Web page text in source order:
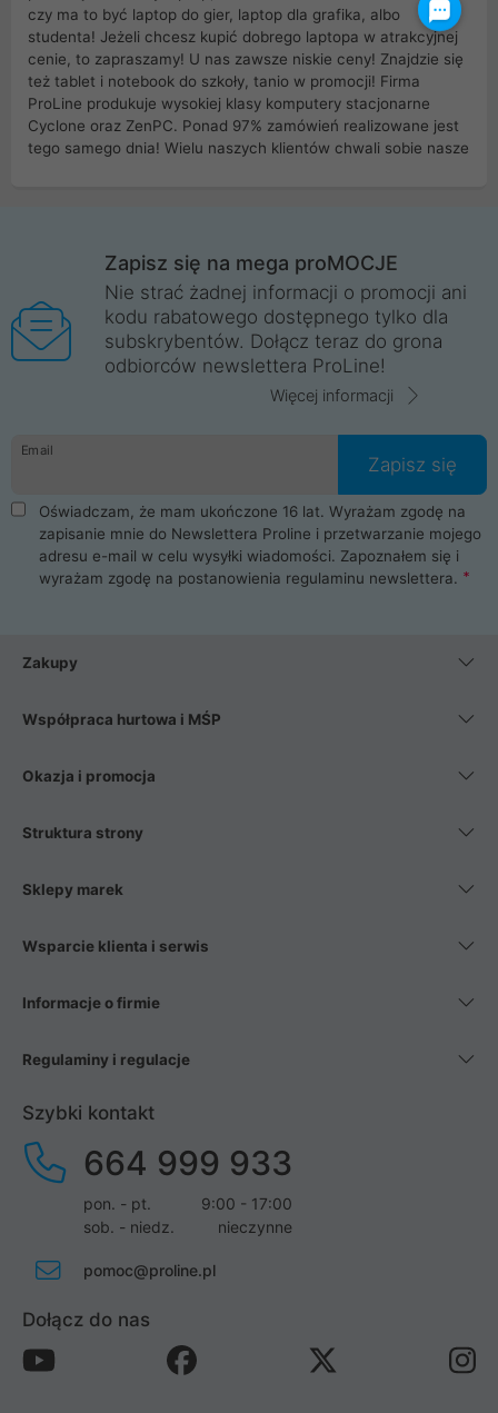
czy ma to być laptop do gier, laptop dla grafika, albo
studenta! Jeżeli chcesz kupić dobrego laptopa w atrakcyjnej
cenie, to zapraszamy! U nas zawsze niskie ceny! Znajdzie się
też tablet i notebook do szkoły, tanio w promocji! Firma
ProLine produkuje wysokiej klasy komputery stacjonarne
Cyclone oraz ZenPC. Ponad 97% zamówień realizowane jest
tego samego dnia! Wielu naszych klientów chwali sobie nasze
Wrocław, Poznań, Legnica, Katowice, Gliwice, Kalisz, Bytom,
Trzebnica, Opole. Szybka i profesjonalna obsługa!
ProLine to polska firma ze 100% polskim kapitałem. Działamy
legalnie i płacimy podatki w naszym kraju! Posiadamy siedzibę
główną w Mirkowie oraz salony na terenie kraju. Cała
komunikacja ze sklepem komputerowym ProLine jest
danych osobowych. Dlatego zakup notebooka albo laptopa w
ProLine to czysta przyjemność i pełne bezpieczeństwo.
Zaopatrzysz się u nas w akcesoria i części komputerowe
takie jak procesory, karty graficzne, płyty główne, pamięci,
dyski SSD, M.2 oraz HDD. Nasi pracownicy pomogą Ci wybrać
najlepszy zasilacz komputerowy oraz obudowę do komputera.
Poza komputerami mamy również najlepsze na rynku
Smartfony takich producentów jak Xiaomi, Apple, Samsung i
wentylatory. Na koniec mając już to wszystko, możesz
Zapisz się na mega proMOCJE
Nie strać żadnej informacji o promocji ani
kodu rabatowego dostępnego tylko dla
subskrybentów. Dołącz teraz do grona
odbiorców newslettera ProLine!
Więcej informacji
Email
Zapisz się
Oświadczam, że mam ukończone 16 lat. Wyrażam zgodę na
zapisanie mnie do Newslettera Proline i przetwarzanie mojego
adresu e-mail w celu wysyłki wiadomości. Zapoznałem się i
wyrażam zgodę na postanowienia regulaminu newslettera.
Zakupy
Współpraca hurtowa i MŚP
Okazja i promocja
Struktura strony
Sklepy marek
Wsparcie klienta i serwis
Informacje o firmie
Regulaminy i regulacje
Szybki kontakt
664 999 933
pon. - pt.
9:00 - 17:00
sob. - niedz.
nieczynne
pomoc@proline.pl
Dołącz do nas